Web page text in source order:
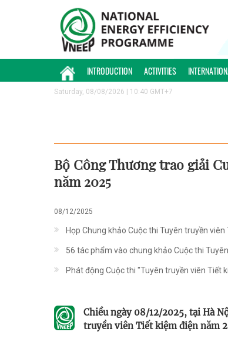
INTRODUCTION ACTIVITIES
Saturday, 08/08/2026 | 10:40 GMT+7
Bộ Công Thương trao giải
năm 2025
08/12/2025
Họp Chung khảo Cuộc thi Tuyên truyền
56 tác phẩm vào chung khảo Cuộc thi
Phát động Cuộc thi "Tuyên truyền viên Tiết
Chiều ngày 08/12/2025, tại Hà
truyền viên Tiết kiệm điện năm